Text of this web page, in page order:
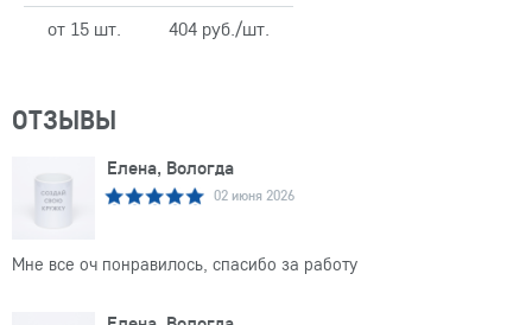
от 15 шт.
404 руб./шт.
ОТЗЫВЫ
Елена, Вологда
02 июня 2026
Мне все оч понравилось, спасибо за работу